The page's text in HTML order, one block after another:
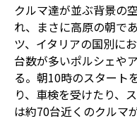
クルマ達が並ぶ背景の
れ、まさに高原の朝で
ツ、イタリアの国別に
台数が多いポルシェや
る。朝10時のスタート
り、車検を受けたり、
は約70台近くのクルマ